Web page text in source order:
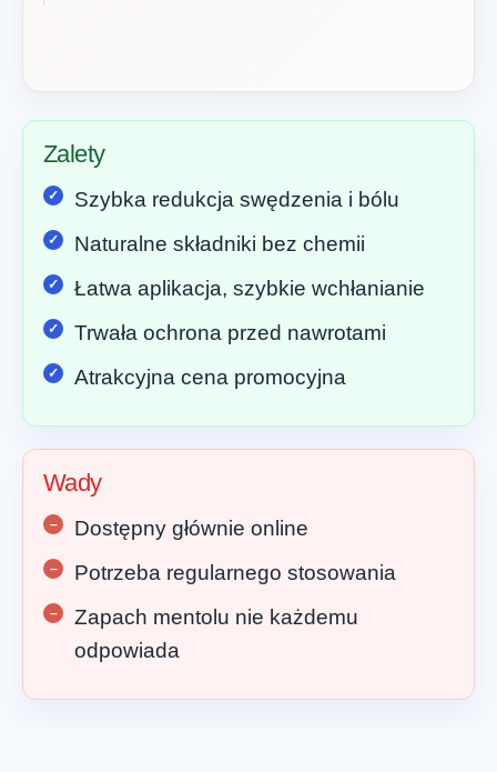
Zalety
Szybka redukcja swędzenia i bólu
Naturalne składniki bez chemii
Łatwa aplikacja, szybkie wchłanianie
Trwała ochrona przed nawrotami
Atrakcyjna cena promocyjna
Wady
Dostępny głównie online
Potrzeba regularnego stosowania
Zapach mentolu nie każdemu
odpowiada